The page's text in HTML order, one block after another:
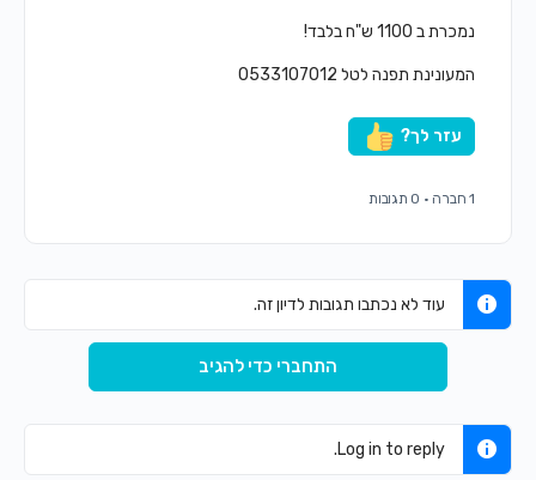
נמכרת ב 1100 ש"ח בלבד!
המעונינת תפנה לטל 0533107012
עזר לך?
· 0 תגובות
עוד לא נכתבו תגובות לדיון זה.
התחברי כדי להגיב
Log in to reply.